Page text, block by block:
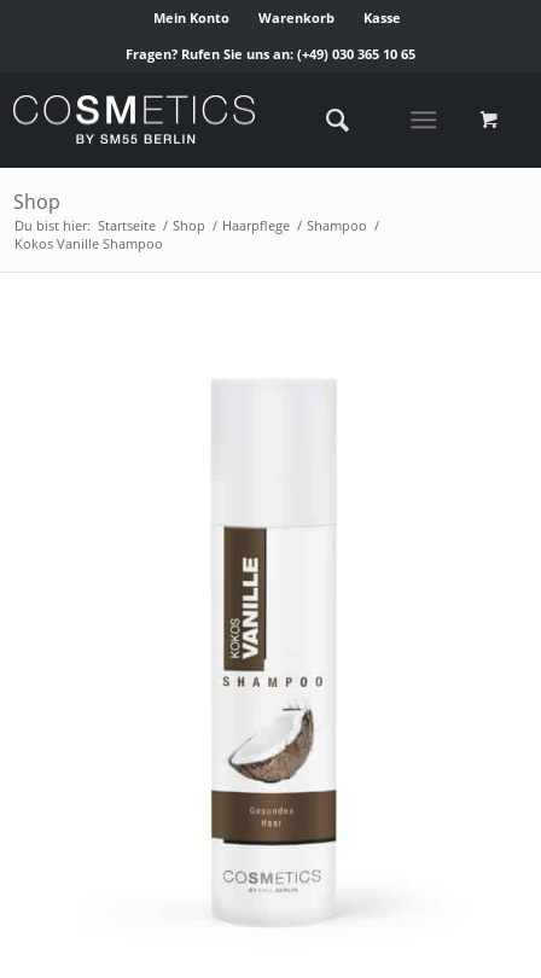
Mein Konto Warenkorb
Kasse
Fragen? Rufen Sie uns an: (+49) 030 365 10 65
Shop
Du bist hier: Startseite / Shop / Haarpflege / Shampoo /
Kokos Vanille Shampoo